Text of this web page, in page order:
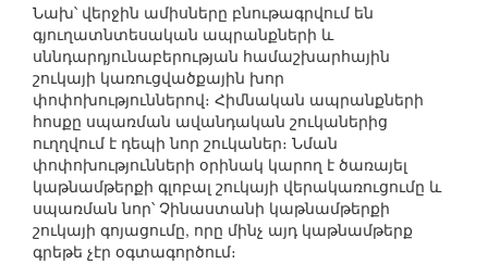
Նախ՝ վերջին ամիսները բնութագրվում են
գյուղատնտեսական ապրանքների և
սննդարդյունաբերության համաշխարհային
շուկայի կառուցվածքային խոր
փոփոխություններով։ Հիմնական ապրանքների
հոսքը սպառման ավանդական շուկաներից
ուղղվում է դեպի նոր շուկաներ։ Նման
փոփոխությունների օրինակ կարող է ծառայել
կաթնամթերքի գլոբալ շուկայի վերակառուցումը և
սպառման նոր՝ Չինաստանի կաթնամթերքի
շուկայի գոյացումը, որը մինչ այդ կաթնամթերք
գրեթե չէր օգտագործում։